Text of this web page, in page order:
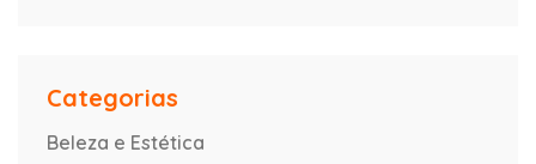
Categorias
Beleza e Estética